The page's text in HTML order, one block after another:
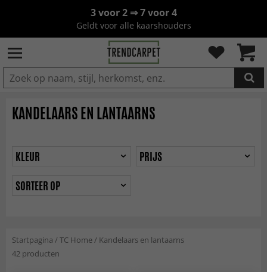
3 voor 2 ⇒ 7 voor 4
Geldt voor alle kaarshouders
IN DE WINKELWAGEN GELEGD
KANDELAARS EN LANTAARNS
KLEUR
PRIJS
SORTEER OP
Startpagina /TC Home/ Kandelaars en lantaarns
42 producten